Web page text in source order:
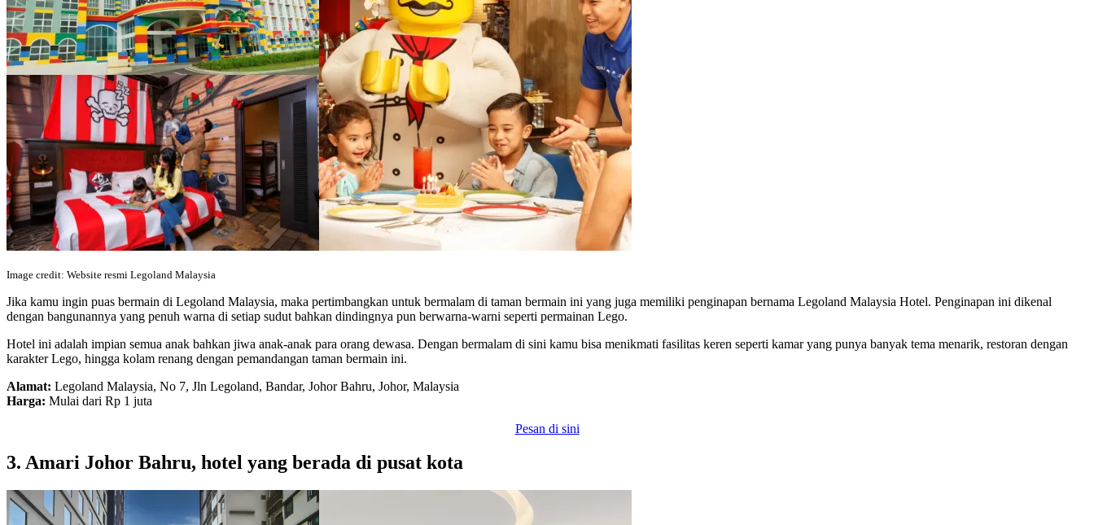
Image credit: Website resmi Legoland Malaysia
Jika kamu ingin puas bermain di Legoland Malaysia, maka pertimbangkan untuk bermalam di taman bermain ini yang juga memiliki penginapan bernama Legoland Malaysia Hotel. Penginapan ini dikenal
dengan bangunannya yang penuh warna di setiap sudut bahkan dindingnya pun berwarna-warni seperti permainan Lego.
Hotel ini adalah impian semua anak bahkan jiwa anak-anak para orang dewasa. Dengan bermalam di sini kamu bisa menikmati fasilitas keren seperti kamar yang punya banyak tema menarik, restoran dengan
karakter Lego, hingga kolam renang dengan pemandangan taman bermain ini.
Alamat: Legoland Malaysia, No 7, Jln Legoland, Bandar, Johor Bahru, Johor, Malaysia
Harga: Mulai dari Rp 1 juta
Pesan di sini
3. Amari Johor Bahru, hotel yang berada di pusat kota